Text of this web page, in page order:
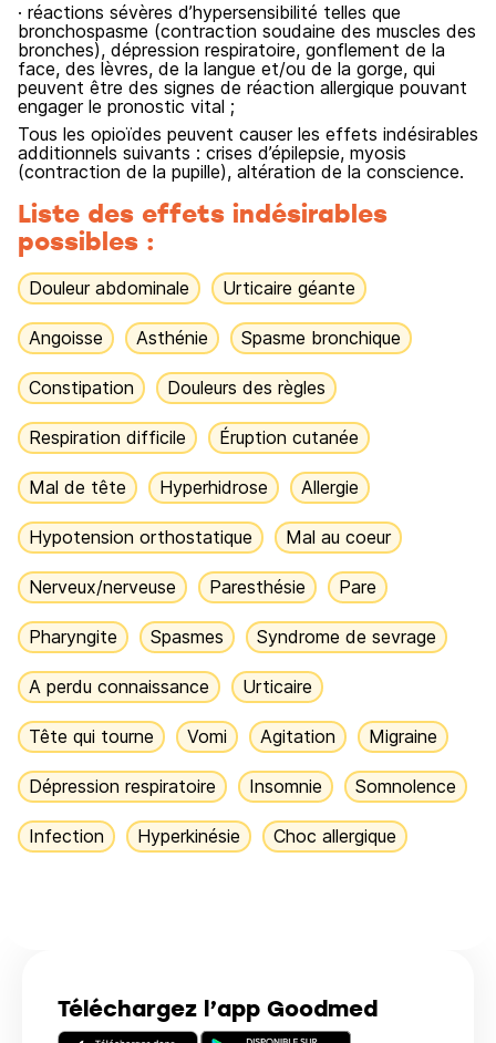
Téléchargez l’app Goodmed
· réactions sévères d’hypersensibilité telles que
bronchospasme (contraction soudaine des muscles des
bronches), dépression respiratoire, gonflement de la
face, des lèvres, de la langue et/ou de la gorge, qui
peuvent être des signes de réaction allergique pouvant
engager le pronostic vital ;
Tous les opioïdes peuvent causer les effets indésirables
additionnels suivants : crises d’épilepsie, myosis
(contraction de la pupille), altération de la conscience.
Liste des effets indésirables
possibles :
Douleur abdominale Urticaire géante
Angoisse Asthénie Spasme bronchique
Constipation Douleurs des règles
Respiration difficile Éruption cutanée
Mal de tête Hyperhidrose Allergie
Hypotension orthostatique Mal au coeur
Nerveux/nerveuse Paresthésie Pare
Pharyngite Spasmes Syndrome de sevrage
A perdu connaissance Urticaire
Tête qui tourne Vomi Agitation Migraine
Dépression respiratoire Insomnie Somnolence
Infection Hyperkinésie Choc allergique